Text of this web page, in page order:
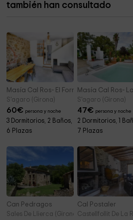
también han consultado
Masía Cal Ros- El Forn
S'agaro (Girona)
60€ persona y noche
3 Dormitorios, 2 Baños,
6 Plazas
Masía Cal Ros-
S'agaro (Girona)
47€ persona y noche
2 Dormitorios, 1
7 Plazas
Can Pedragos
Sales De Llierca (Girona)
Cal Postaler
Castellfollit De La